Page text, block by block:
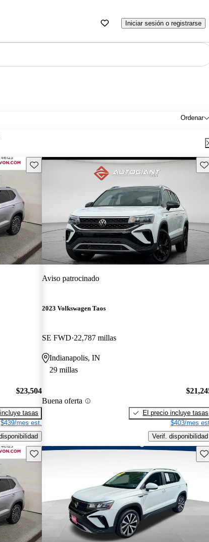
Iniciar sesión o registrarse
Ordenar
Guarda este Aviso
$23,504
tasas
$439/mes est.
Aviso patrocinado
2023 Volkswagen Taos
SE FWD 22,787 millas
Indianapolis, IN
29 millas
Buena oferta
El precio incluye tasas
$403/mes
Verif. disponibilidad
Guarda este Aviso